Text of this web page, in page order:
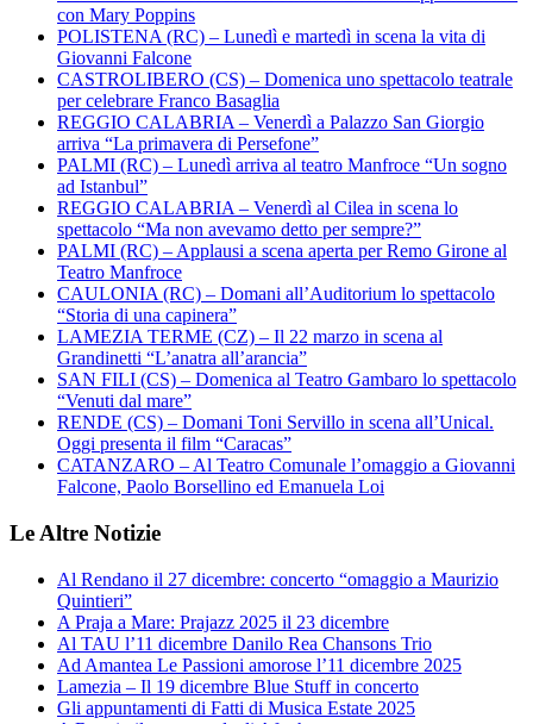
con Mary Poppins
POLISTENA (RC) – Lunedì e martedì in scena la vita di
Giovanni Falcone
CASTROLIBERO (CS) – Domenica uno spettacolo teatrale
per celebrare Franco Basaglia
REGGIO CALABRIA – Venerdì a Palazzo San Giorgio
arriva “La primavera di Persefone”
PALMI (RC) – Lunedì arriva al teatro Manfroce “Un sogno
ad Istanbul”
REGGIO CALABRIA – Venerdì al Cilea in scena lo
spettacolo “Ma non avevamo detto per sempre?”
PALMI (RC) – Applausi a scena aperta per Remo Girone al
Teatro Manfroce
CAULONIA (RC) – Domani all’Auditorium lo spettacolo
“Storia di una capinera”
LAMEZIA TERME (CZ) – Il 22 marzo in scena al
Grandinetti “L’anatra all’arancia”
SAN FILI (CS) – Domenica al Teatro Gambaro lo spettacolo
“Venuti dal mare”
RENDE (CS) – Domani Toni Servillo in scena all’Unical.
Oggi presenta il film “Caracas”
CATANZARO – Al Teatro Comunale l’omaggio a Giovanni
Falcone, Paolo Borsellino ed Emanuela Loi
Le Altre Notizie
Al Rendano il 27 dicembre: concerto “omaggio a Maurizio
Quintieri”
A Praja a Mare: Prajazz 2025 il 23 dicembre
Al TAU l’11 dicembre Danilo Rea Chansons Trio
Ad Amantea Le Passioni amorose l’11 dicembre 2025
Lamezia – Il 19 dicembre Blue Stuff in concerto
Gli appuntamenti di Fatti di Musica Estate 2025